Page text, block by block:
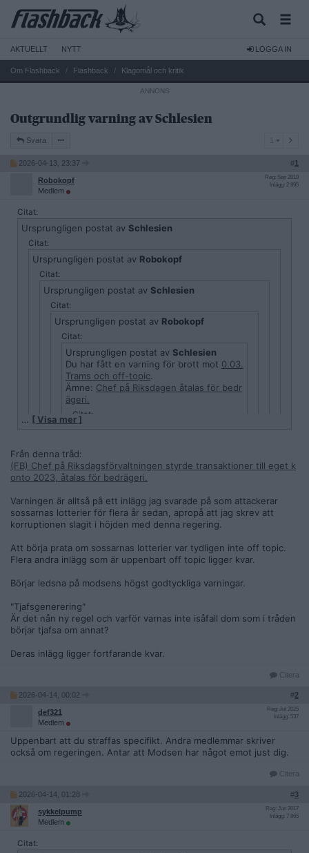
AKTUELLT NYTT LOGGA IN
Om Flashback Flashback Klagomål och kritik
Outgrundlig varning av Schlesien
Svara
2026-04-13, 23:37 #1
Robokopf
Medlem
Reg: Sep 2019
Inlägg: 2 895
Citat:
Ursprungligen postat av Schlesien
Citat:
Ursprungligen postat av Robokopf
Citat:
Ursprungligen postat av Schlesien
Citat:
Ursprungligen postat av Robokopf
Citat:
Ursprungligen postat av Schlesien
Du har fått en varning för brott mot 0.03.
Trams och off-topic
Ämne: Chef på Riksdagen åtalas för bedr
ägeri.
Citat:
Men såssarna då!!!!???
Innan du kan posta fler inlägg på forumet
behöver du först bekräfta att du har
mottagit varningen. Klicka på följande
meddelandet:Länk
va!?
Hur upprepades detta?
Vänliga hälsningar
/ Moderator
fortsätter att hagla in.
nån svarade att sossarna var värre, vilket dessutom är
lögn även om dom inte är duvungar heller, men mitt svar
va att det är regeringens svar på allt "men såssarna då"
… [ Visa mer ]
Från denna tråd:
(FB) Chef på Riksdagsförvaltningen styrde transaktioner till eget k
onto 2023, åtalas för bedrägeri.
Varningen är alltså på ett inlägg jag svarade på som attackerar
sossarnas lotterier för flera år sedan, apropå att jag skrev att
korruptionen slagit i höjden med denna regering.
Att börja prata om sossarnas lotterier var tydligen inte off topic.
Flera andra inlägg som är uppenbart off topic ligger kvar.
Börjar ledsna på modsens högst godtyckliga varningar.
"Tjafsgenerering"
Är det nån ny regel och varför varnas inte isåfall dom som i tråden
börjar tjafsa om annat?
Deras inlägg ligger fortfarande kvar.
Citera
2026-04-14, 00:02 #2
def321
Medlem
Reg: Jul 2025
Inlägg: 537
Uppenbart att du straffas specifikt. Andra medlemmar skriver
också om regeringen. Antar att Modsen har något emot just dig.
Citera
2026-04-14, 01:28 #3
sykkelpump
Medlem
Reg: Jun 2017
Inlägg: 7 865
Citat: